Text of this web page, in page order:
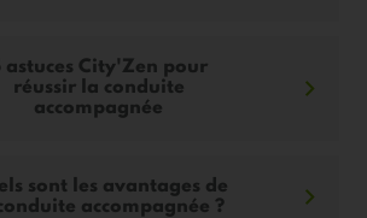
astuces City'Zen pour
réussir la conduite
accompagnée
sont les avantages de
accompagnée ?